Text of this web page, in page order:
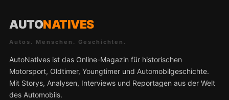
AUTONATIVES
Autos. Menschen. Geschichten.
AutoNatives ist das Online-Magazin für historischen
Motorsport, Oldtimer, Youngtimer und Automobilgeschichte.
Mit Storys, Analysen, Interviews und Reportagen aus der Welt
des Automobils.